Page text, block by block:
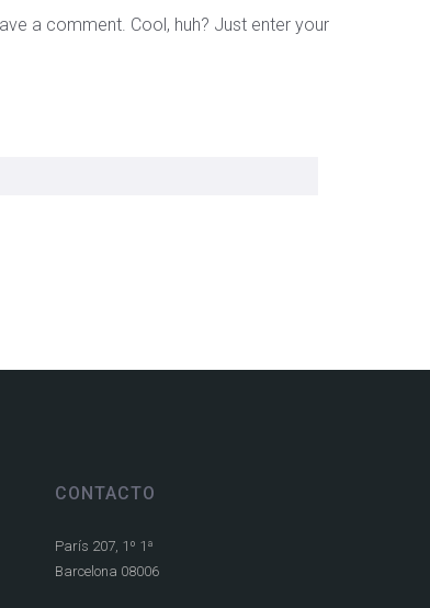
a comment. Cool, huh? Just enter your
CONTACTO
París 207, 1º 1ª
Barcelona 08006